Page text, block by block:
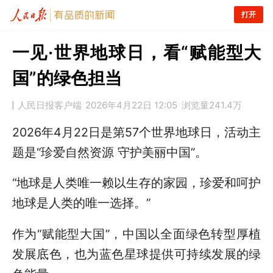
打开
一见·世界地球日，看“赋能型大
国”的绿色担当
人民日报客户端 2026年4月22日 12:05 浏览量241.4万
2026年4月22日是第57个世界地球日，活动主
题是“珍爱自然资源 守护美丽中国”。
“地球是人类唯一赖以生存的家园，珍爱和呵护
地球是人类的唯一选择。”
作为“赋能型大国”，中国以全面绿色转型厚植
发展底色，也为蓝色星球提供可持续发展的绿